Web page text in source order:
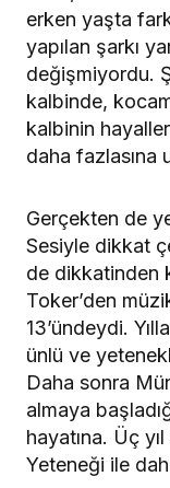
erken yaşta
yapılan şarkı
değişmiyordu.
kalbinde,
kalbinin
daha fazlasına
Gerçekten de
Sesiyle dikkat
de dikkatinden
Toker’den
13’ündeydi.
ünlü ve
Daha sonra
almaya
hayatına. Üç
Yeteneği ile